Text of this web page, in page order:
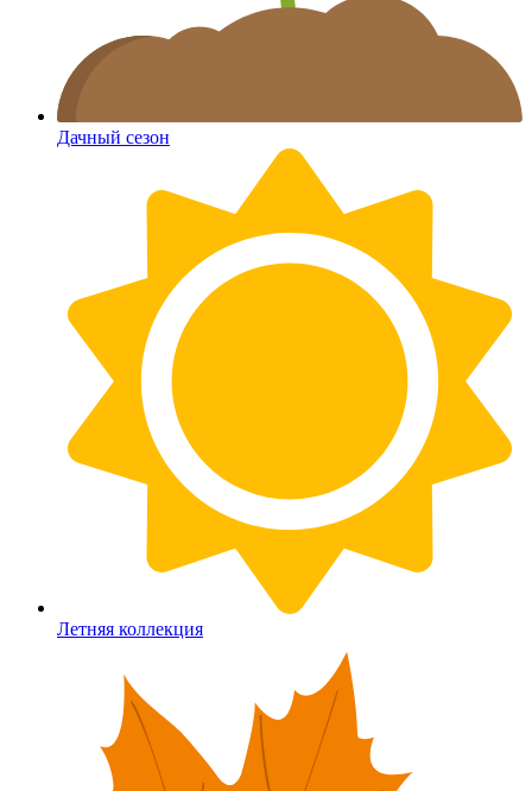
Дачный сезон
Летняя коллекция